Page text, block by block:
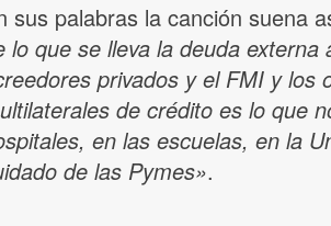
sus palabras la canción suena
lo que se lleva la deuda externa
privados y el FMI y los
de crédito es lo que
en las escuelas, en la
de las Pymes».